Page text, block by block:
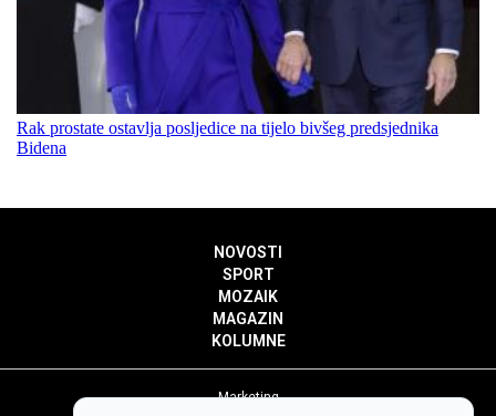
Rak prostate ostavlja posljedice na tijelo bivšeg predsjednika
Bidena
NOVOSTI
SPORT
MOZAIK
MAGAZIN
KOLUMNE
Marketing